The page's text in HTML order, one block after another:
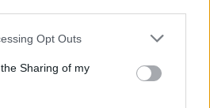
app uses one or more Google
usage behaviour. You may click to
Google and its third-party tags to
purposes in below Google
Opt Outs
Sharing of my
es fundamental para un…